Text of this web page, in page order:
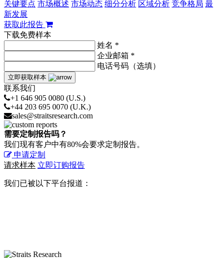
关键要点 市场概述 市场动态 细分分析 区域分析 竞争格局 最
新发展
获取此报告
下载免费样本
姓名 *
企业邮箱 *
电话号码（选填）
立即获取样本
联系我们
+1 646 905 0080 (U.S.)
+44 203 695 0070 (U.K.)
sales@straitsresearch.com
需要定制报告吗？
我们现有客户中有80%会要求定制报告。
申请定制
请求样本 立即订购报告
我们已被以下平台报道：